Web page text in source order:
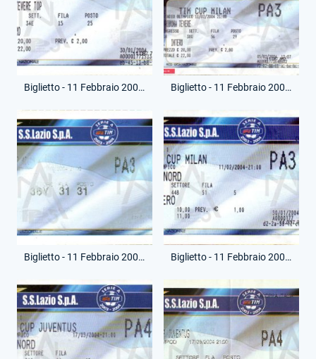
Biglietto - 11 Febbraio 2004 - Coppa Italia - Lazio-Milan Biglietto - 11 Febbraio 2004 - Coppa Italia - Lazio-Milan
Biglietto - 11 Febbraio 2004 - Coppa Italia - Lazio-Milan Biglietto - 11 Febbraio 2004 - Coppa Italia - Lazio-Milan